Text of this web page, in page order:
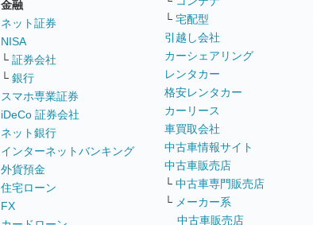
金融
ネット証券
NISA
└ 証券会社
└ 銀行
スマホ専業証券
iDeCo 証券会社
ネット銀行
インターネットバンキング
外貨預金
住宅ローン
FX
└ 宅配型
引越し会社
カーシェアリング
レンタカー
格安レンタカー
カーリース
車買取会社
中古車情報サイト
中古車販売店
└ 中古車専門販売店
└ メーカー系
中古車販売店